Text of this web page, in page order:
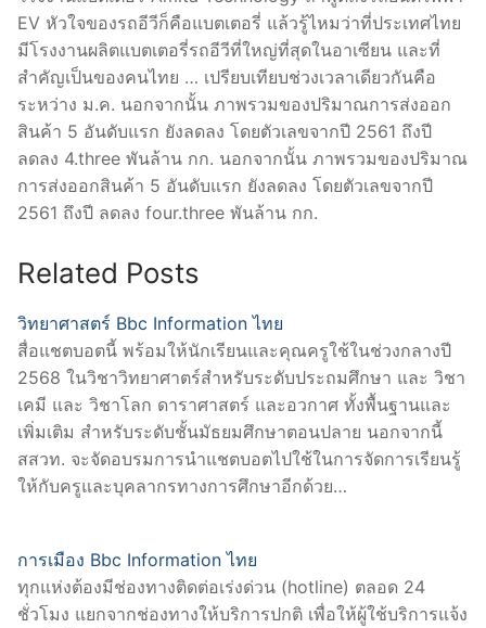
EV หัวใจของรถอีวีก็คือแบตเตอรี่ แล้วรู้ไหมว่าที่ประเทศไทย
มีโรงงานผลิตแบตเตอรี่รถอีวีที่ใหญ่ที่สุดในอาเซียน และที่
สําคัญเป็นของคนไทย … เปรียบเทียบช่วงเวลาเดียวกันคือ
ระหว่าง ม.ค. นอกจากนั้น ภาพรวมของปริมาณการส่งออก
สินค้า 5 อันดับแรก ยังลดลง โดยตัวเลขจากปี 2561 ถึงปี
ลดลง 4.three พันล้าน กก. นอกจากนั้น ภาพรวมของปริมาณ
การส่งออกสินค้า 5 อันดับแรก ยังลดลง โดยตัวเลขจากปี
2561 ถึงปี ลดลง four.three พันล้าน กก.
Related Posts
วิทยาศาสตร์ Bbc Information ไทย
สื่อแชตบอตนี้ พร้อมให้นักเรียนและคุณครูใช้ในช่วงกลางปี
2568 ในวิชาวิทยาศาตร์สำหรับระดับประถมศึกษา และ วิชา
เคมี และ วิชาโลก ดาราศาสตร์ และอวกาศ ทั้งพื้นฐานและ
เพิ่มเติม สำหรับระดับชั้นมัธยมศึกษาตอนปลาย นอกจากนี้
สสวท. จะจัดอบรมการนำแชตบอตไปใช้ในการจัดการเรียนรู้
ให้กับครูและบุคลากรทางการศึกษาอีกด้วย…
การเมือง Bbc Information ไทย
ทุกแห่งต้องมีช่องทางติดต่อเร่งด่วน (hotline) ตลอด 24
ชั่วโมง แยกจากช่องทางให้บริการปกติ เพื่อให้ผู้ใช้บริการแจ้ง